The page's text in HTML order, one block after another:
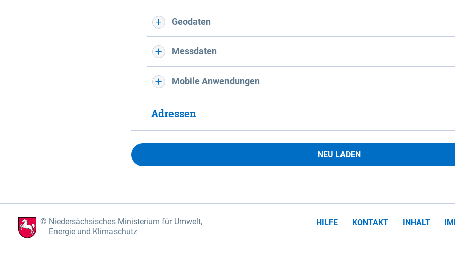
Geodaten
Messdaten
Mobile Anwendungen
Adressen
NEU LADEN
Niedersächsisches Ministerium für Umwelt,
Energie und Klimaschutz
HILFE KONTAKT INHALT